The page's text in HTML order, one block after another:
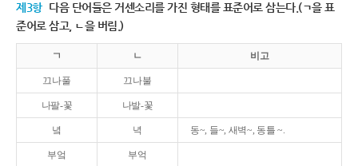
제3항 다음 단어들은 거센소리를 가진 형태를 표준어로 삼는다.(ㄱ을 표
준어로 삼고, ㄴ을 버림.)
ㄱ ㄴ 비고
끄나풀 끄나불
나팔-꽃 나발-꽃
녘 녁 동~, 들~, 새벽~, 동틀 ~.
부엌 부억